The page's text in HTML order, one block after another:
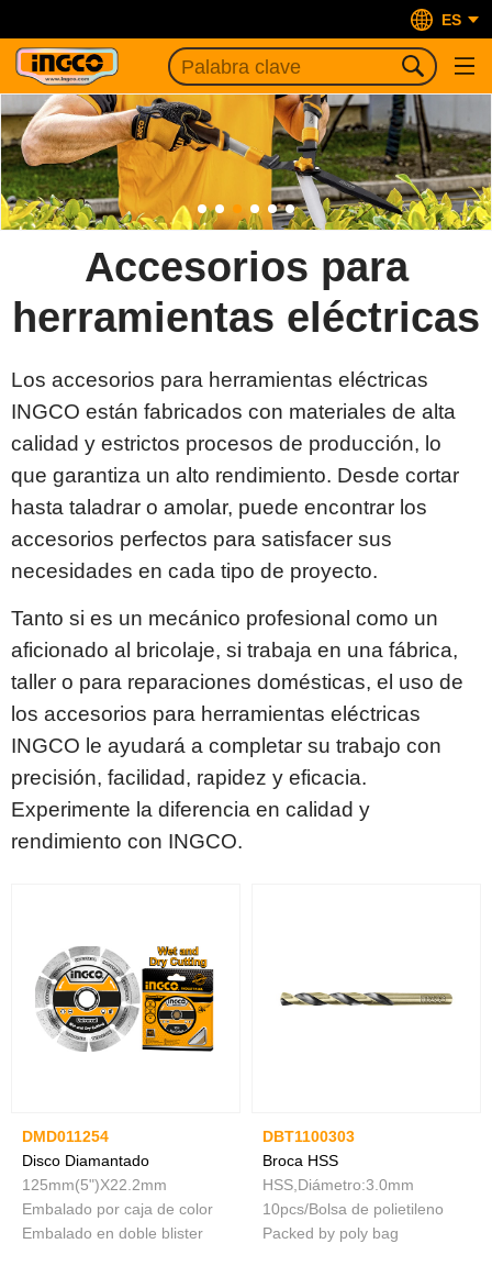
ES
Accesorios para
herramientas eléctricas
Los accesorios para herramientas eléctricas
INGCO están fabricados con materiales de alta
calidad y estrictos procesos de producción, lo
que garantiza un alto rendimiento. Desde cortar
hasta taladrar o amolar, puede encontrar los
accesorios perfectos para satisfacer sus
necesidades en cada tipo de proyecto.
Tanto si es un mecánico profesional como un
aficionado al bricolaje, si trabaja en una fábrica,
taller o para reparaciones domésticas, el uso de
los accesorios para herramientas eléctricas
INGCO le ayudará a completar su trabajo con
precisión, facilidad, rapidez y eficacia.
Experimente la diferencia en calidad y
rendimiento con INGCO.
DMD011254
Disco Diamantado
125mm(5")X22.2mm
Embalado por caja de color
Embalado en doble blister
DBT1100303
Broca HSS
HSS,Diámetro:3.0mm
10pcs/Bolsa de polietileno
Packed by poly bag